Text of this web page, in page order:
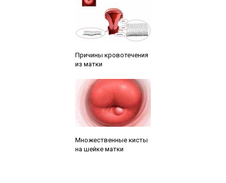
Причины кровотечения
из матки
Множественные кисты
на шейке матки